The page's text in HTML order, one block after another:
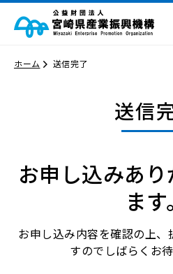
ホーム 送信完了
送信
お申し込みあ
ます。
お申し込み内容を確認の上
すのでしばらくお